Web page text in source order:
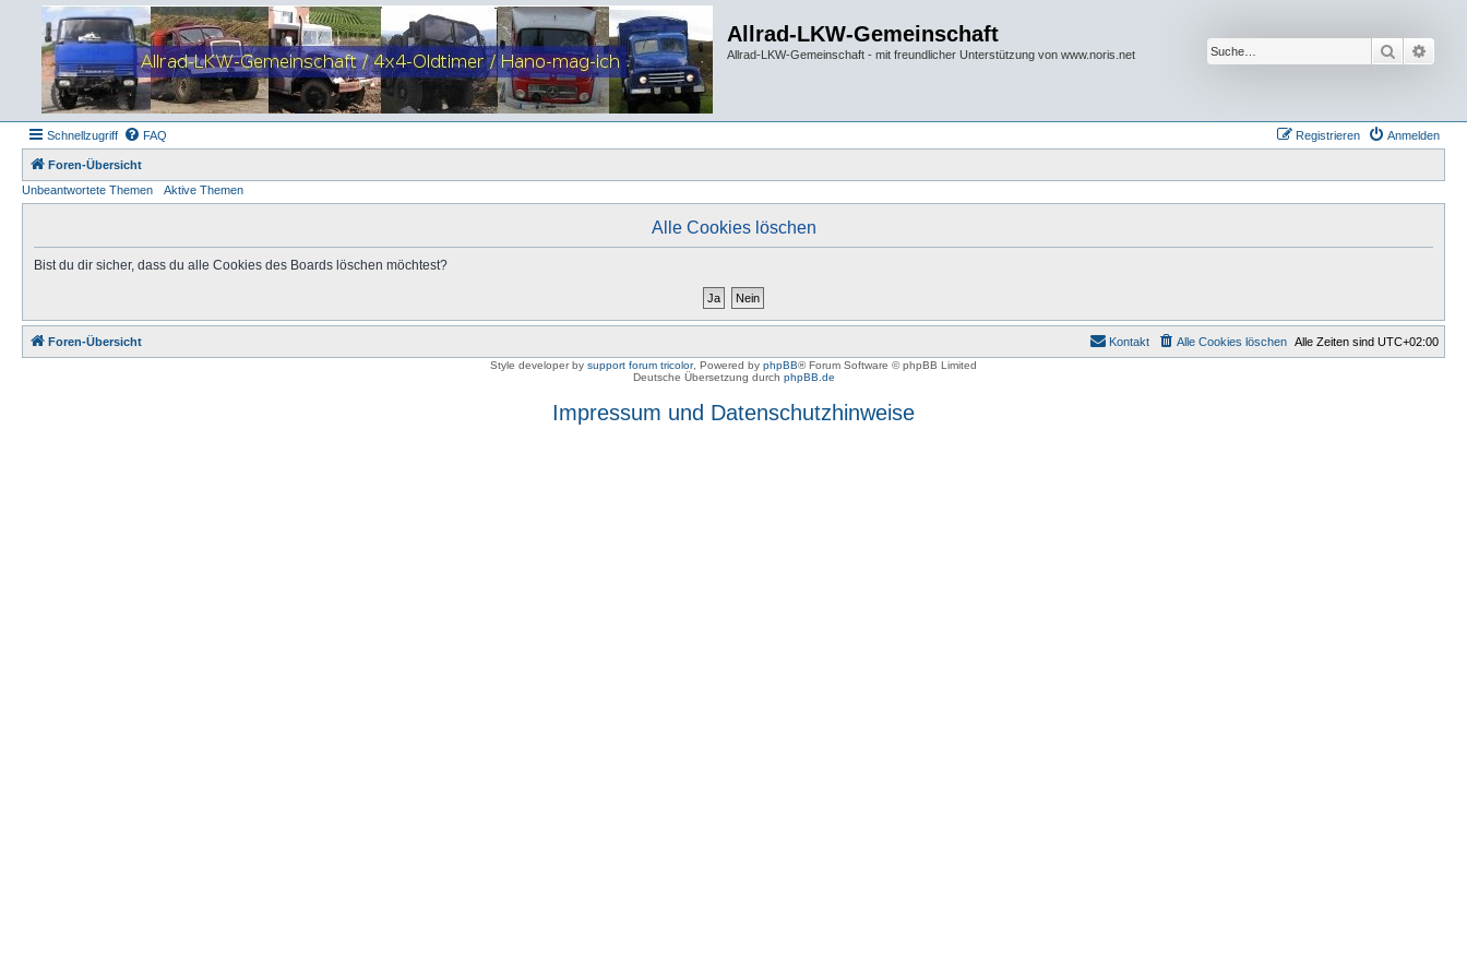
Allrad-LKW-Gemeinschaft
Allrad-LKW-Gemeinschaft - mit freundlicher Unterstützung von www.noris.net Suche
Schnellzugriff FAQ Anmelden
Registrieren
Foren-Übersicht
Unbeantwortete Themen
Aktive Themen
Alle Cookies löschen
Bist du dir sicher, dass du alle Cookies des Boards löschen möchtest?
Foren-Übersicht Alle Zeiten sind UTC+02:00
Alle Cookies löschen
Kontakt
Style developer by support forum tricolor, Powered by phpBB® Forum Software © phpBB Limited
Deutsche Übersetzung durch phpBB.de
Impressum und Datenschutzhinweise